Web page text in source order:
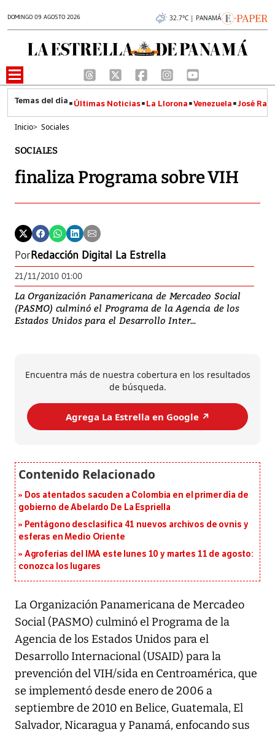
DOMINGO 09 AGOSTO 2026 32.7°C | PANAMÁ
Últimas Noticias La Llorona Venezuela José
Inicio> Sociales
SOCIALES
finaliza Programa sobre VIH
PorRedacción Digital La Estrella
21/11/2010 01:00
La Organización Panamericana de Mercadeo Social
(PASMO) culminó el Programa de la Agencia de los
Estados Unidos para el Desarrollo Inter...
Encuentra más de nuestra cobertura en los resultados
de búsqueda.
Agrega La Estrella en Google ↗️
Dos atentados sacuden a Colombia en el primer día de
gobierno de Abelardo De La Espriella
Pentágono desclasifica 41 nuevos archivos de ovnis y
esferas en Medio Oriente
Agroferias del IMA este lunes 10 y martes 11 de agosto:
conozca los lugares
La Organización Panamericana de Mercadeo
Social (PASMO) culminó el Programa de la
Agencia de los Estados Unidos para el
Desarrollo Internacional (USAID) para la
prevención del VIH/sida en Centroamérica, que
se implementó desde enero de 2006 a
septiembre de 2010 en Belice, Guatemala, El
Salvador, Nicaragua y Panamá, enfocando sus